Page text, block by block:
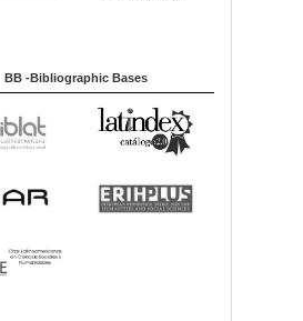
BB -Bibliographic Bases